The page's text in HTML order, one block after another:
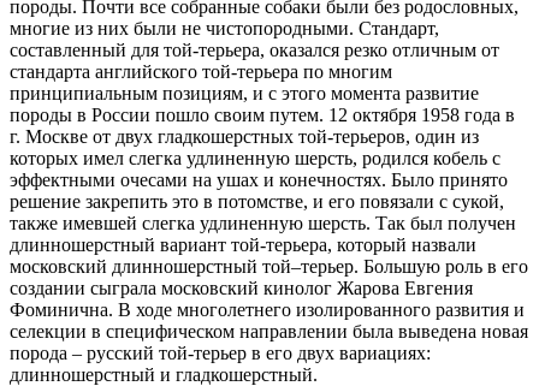
породы. Почти все собранные собаки были без родословных,
многие из них были не чистопородными. Стандарт,
составленный для той-терьера, оказался резко отличным от
стандарта английского той-терьера по многим
принципиальным позициям, и с этого момента развитие
породы в России пошло своим путем. 12 октября 1958 года в
г. Москве от двух гладкошерстных той-терьеров, один из
которых имел слегка удлиненную шерсть, родился кобель с
эффектными очесами на ушах и конечностях. Было принято
решение закрепить это в потомстве, и его повязали с сукой,
также имевшей слегка удлиненную шерсть. Так был получен
длинношерстный вариант той-терьера, который назвали
московский длинношерстный той–терьер. Большую роль в его
создании сыграла московский кинолог Жарова Евгения
Фоминична. В ходе многолетнего изолированного развития и
селекции в специфическом направлении была выведена новая
порода – русский той-терьер в его двух вариациях:
длинношерстный и гладкошерстный.